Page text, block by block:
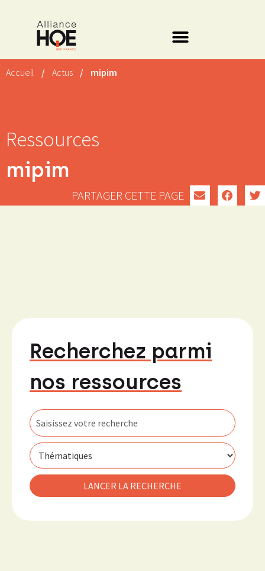
Accueil / Actus / mipim
Ressources
mipim
PARTAGER CETTE PAGE
Recherchez parmi
nos ressources